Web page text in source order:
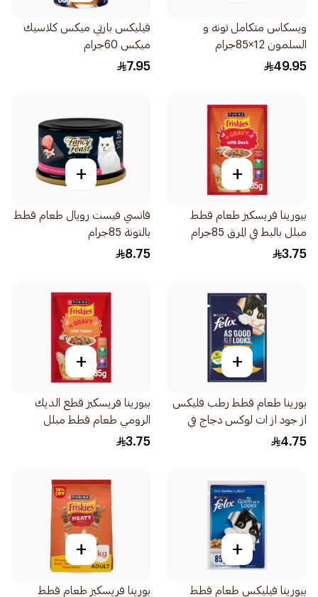
ويسكاس متكامل تونه و
السلمون 12×85جرام
49.95
فيليكس بارتي ميكس كلاسيك
ميكس 60جرام
7.95
+
بيورينا فريسكيز طعام قطط
مبلل بالبط في المرق 85جرام
3.75
+
فانسي فيست رويال طعام قطط
بالتونة 85جرام
8.75
+
بورينا طعام قطط رطب فليكس
از جود از ات لوكس دجاج في
جيلي 85جرام
4.75
+
بيورينا فريسكيز قطع الديك
الرومي طعام قطط مبلل
85جرام
3.75
+
بيورينا فيليكس طعام قطط
+
بورينا فريسكيز طعام قطط